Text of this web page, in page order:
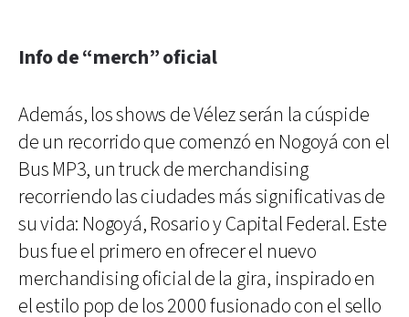
Info de “merch” oficial
Además, los shows de Vélez serán la cúspide
de un recorrido que comenzó en Nogoyá con el
Bus MP3, un truck de merchandising
recorriendo las ciudades más significativas de
su vida: Nogoyá, Rosario y Capital Federal. Este
bus fue el primero en ofrecer el nuevo
merchandising oficial de la gira, inspirado en
el estilo pop de los 2000 fusionado con el sello